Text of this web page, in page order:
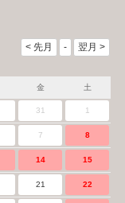
金 土
31 1
7 8
14 15
21 22